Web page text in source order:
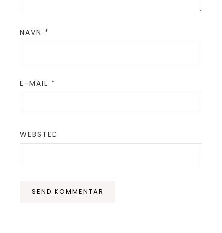
NAVN *
E-MAIL *
WEBSTED